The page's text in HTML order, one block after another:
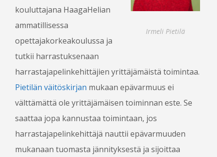
Irmeli Pietilä
kouluttajana Haaga­Helian
ammatillisessa
opettajakorkeakoulussa ja
tutkii harrastuksenaan
harrastajapelinkehittäjien yrittäjämäistä toimintaa.
Pietilän väitöskirjan mukaan epävarmuus ei
välttämättä ole yrittäjämäisen toiminnan este. Se
saattaa jopa kannustaa toimintaan, jos
harrastajapelinkehittäjä nauttii epävarmuuden
mukanaan tuomasta jännityksestä ja sijoittaa